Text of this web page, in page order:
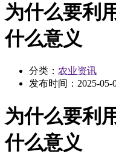
为什么要利
什么意义
分类： 农业资讯
发布时间： 2025-05-
为什么要利
什么意义